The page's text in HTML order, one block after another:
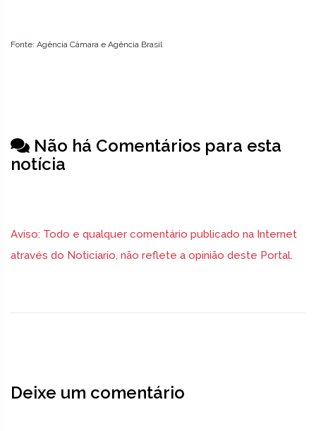
Fonte: Agência Câmara e Agência Brasil
Não há Comentários para esta
notícia
Aviso: Todo e qualquer comentário publicado na Internet
através do Noticiario, não reflete a opinião deste Portal.
Deixe um comentário